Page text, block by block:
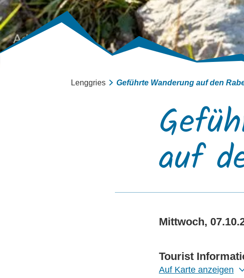
Lenggries Geführte Wanderung auf den
auf
Mittwoch,
Tourist
Auf Karte anzeigen